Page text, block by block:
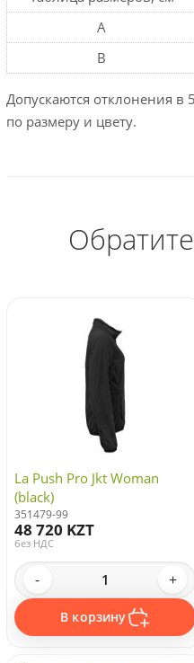
A
B
Допускаются отклонения в
по размеру и цвету.
La Push Pro Jkt Woman
(black)
351479-99
48 720 KZT
без НДС
- +
В корзину